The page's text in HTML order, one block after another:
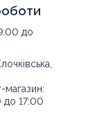
до
магазин:
до 17:00